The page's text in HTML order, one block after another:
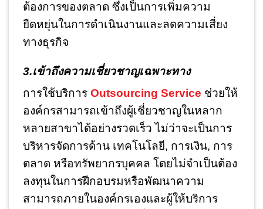
ต้องการของตลาด ซึ่งเป็นการเพิ่มความ
ยืดหยุ่นในการดำเนินงานและลดความเสี่ยง
ทางธุรกิจ
3.เข้าถึงความเชี่ยวชาญเฉพาะทาง
การใช้บริการ Outsourcing Service ช่วยให้
องค์กรสามารถเข้าถึงผู้เชี่ยวชาญในหลาก
หลายสาขาได้อย่างรวดเร็ว ไม่ว่าจะเป็นการ
บริหารจัดการด้าน เทคโนโลยี, การเงิน, การ
ตลาด หรือทรัพยากรบุคคล โดยไม่จำเป็นต้อง
ลงทุนในการฝึกอบรมหรือพัฒนาความ
สามารถภายในองค์กรเองและผู้ให้บริการ